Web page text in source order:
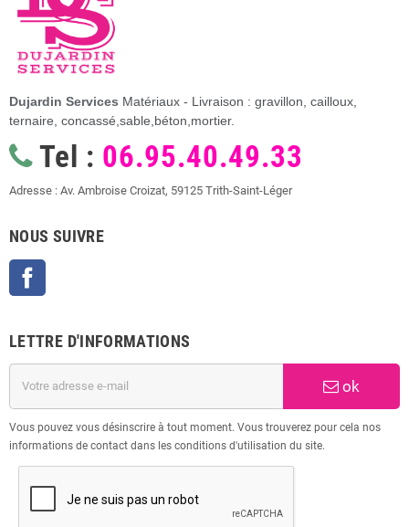
Dujardin Services Matériaux - Livraison : gravillon, cailloux,
ternaire, concassé,sable,béton,mortier.
Tel : 06.95.40.49.33
Adresse : Av. Ambroise Croizat, 59125 Trith-Saint-Léger
NOUS SUIVRE
LETTRE D'INFORMATIONS
ok
Vous pouvez vous désinscrire à tout moment. Vous trouverez pour cela nos
informations de contact dans les conditions d'utilisation du site.